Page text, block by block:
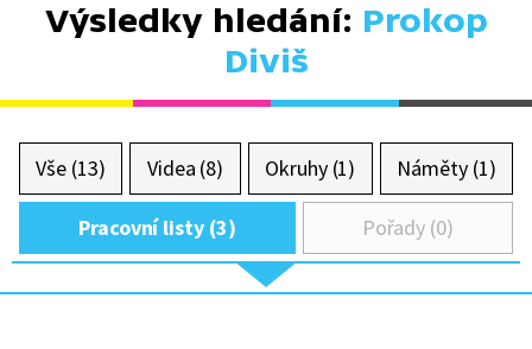
Výsledky hledání: Prokop
Diviš
Vše (13) Videa (8) Okruhy (1) Náměty (1)
Pracovní listy (3) Pořady (0)